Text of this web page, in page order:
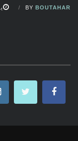
BY BOUTAHAR